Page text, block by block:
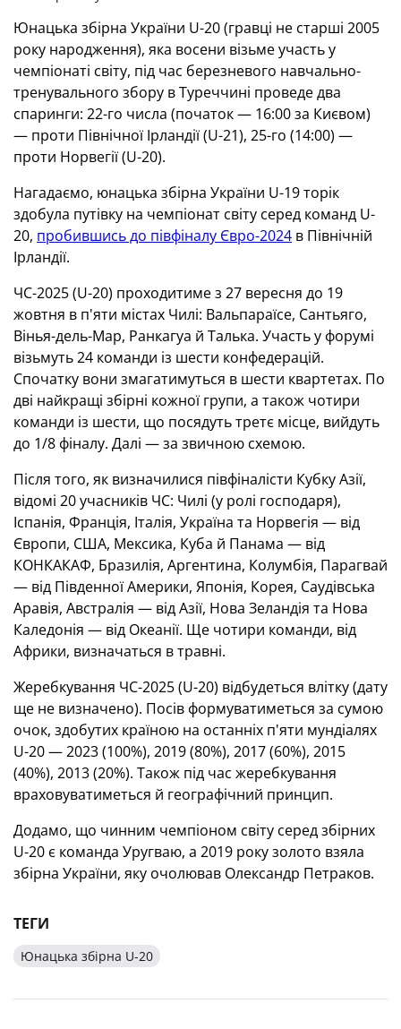
Юнацька збірна України U-20 (гравці не старші 2005
року народження), яка восени візьме участь у
чемпіонаті світу, під час березневого навчально-
тренувального збору в Туреччині проведе два
спаринги: 22-го числа (початок — 16:00 за Києвом)
— проти Північної Ірландії (U-21), 25-го (14:00) —
проти Норвегії (U-20).
Нагадаємо, юнацька збірна України U-19 торік
здобула путівку на чемпіонат світу серед команд U-
20, пробившись до півфіналу Євро-2024 в Північній
Ірландії.
ЧС-2025 (U-20) проходитиме з 27 вересня до 19
жовтня в п'яти містах Чилі: Вальпараїсе, Сантьяго,
Вінья-дель-Мар, Ранкагуа й Талька. Участь у форумі
візьмуть 24 команди із шести конфедерацій.
Спочатку вони змагатимуться в шести квартетах. По
дві найкращі збірні кожної групи, а також чотири
команди із шести, що посядуть третє місце, вийдуть
до 1/8 фіналу. Далі — за звичною схемою.
Після того, як визначилися півфіналісти Кубку Азії,
відомі 20 учасників ЧС: Чилі (у ролі господаря),
Іспанія, Франція, Італія, Україна та Норвегія — від
Європи, США, Мексика, Куба й Панама — від
КОНКАКАФ, Бразилія, Аргентина, Колумбія, Парагвай
— від Південної Америки, Японія, Корея, Саудівська
Аравія, Австралія — від Азії, Нова Зеландія та Нова
Каледонія — від Океанії. Ще чотири команди, від
Африки, визначаться в травні.
Жеребкування ЧС-2025 (U-20) відбудеться влітку (дату
ще не визначено). Посів формуватиметься за сумою
очок, здобутих країною на останніх п'яти мундіалях
U-20 — 2023 (100%), 2019 (80%), 2017 (60%), 2015
(40%), 2013 (20%). Також під час жеребкування
враховуватиметься й географічний принцип.
Додамо, що чинним чемпіоном світу серед збірних
U-20 є команда Уругваю, а 2019 року золото взяла
збірна України, яку очолював Олександр Петраков.
ТЕГИ
Юнацька збірна U-20